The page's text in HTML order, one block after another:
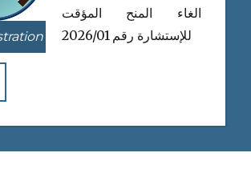
الغاء المنح المؤقت
للإستشارة رقم 2026/01